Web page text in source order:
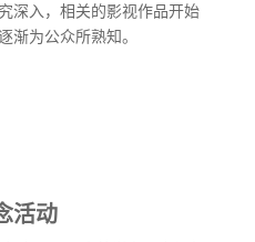
深入，相关的影视作品开始
渐为公众所熟知。
活动